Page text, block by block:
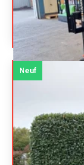
Chariot
Neuf